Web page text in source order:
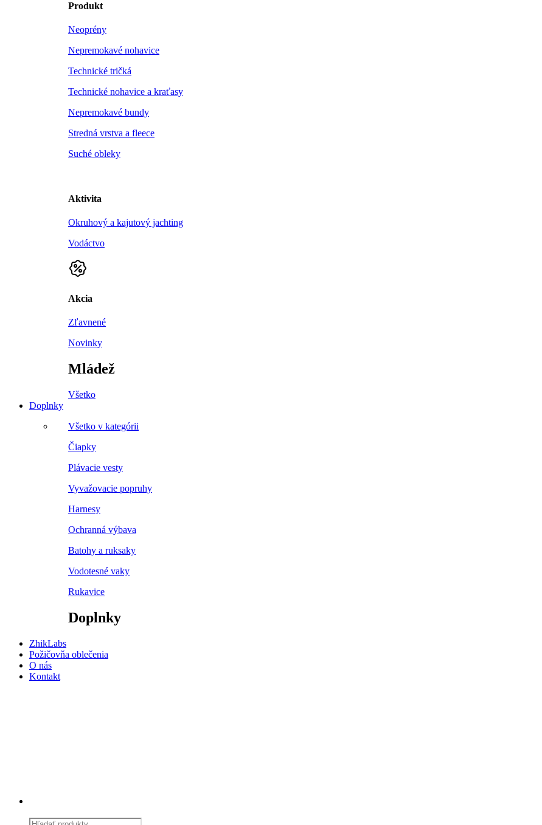
Produkt
Neoprény
Nepremokavé nohavice
Technické tričká
Technické nohavice a kraťasy
Nepremokavé bundy
Stredná vrstva a fleece
Suché obleky
Aktivita
Okruhový a kajutový jachting
Vodáctvo
Akcia
Zľavnené
Novinky
Mládež
Všetko
Doplnky
Všetko v kategórii
Čiapky
Plávacie vesty
Vyvažovacie popruhy
Harnesy
Ochranná výbava
Batohy a ruksaky
Vodotesné vaky
Rukavice
Doplnky
ZhikLabs
Požičovňa oblečenia
O nás
Kontakt
Products